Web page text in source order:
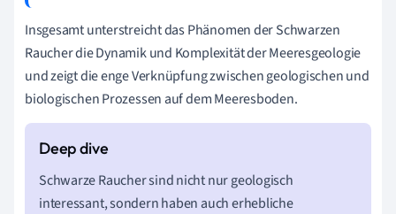
Insgesamt unterstreicht das Phänomen der Schwarzen
Raucher die Dynamik und Komplexität der Meeresgeologie
und zeigt die enge Verknüpfung zwischen geologischen und
biologischen Prozessen auf dem Meeresboden.
Schwarze Raucher sind nicht nur geologisch
interessant, sondern haben auch erhebliche